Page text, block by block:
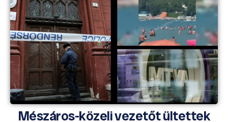
Mészáros-közeli vezetőt ültettek